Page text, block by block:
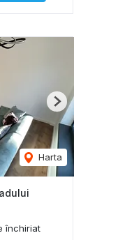
Harta
Next
închiriat